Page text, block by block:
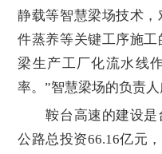
静载等智慧梁场技术
件蒸养等关键工序施
梁生产工厂化流水线
率。”智慧梁场的负责人
鞍台高速的建设是
公路总投资66.16亿元